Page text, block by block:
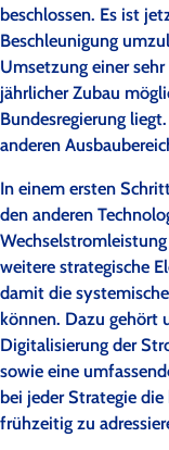
beschlossen. Es ist
Beschleunigung
Umsetzung einer
jährlicher Zubau
Bundesregierung
anderen
In einem ersten
den anderen
weitere strategische
damit die
können. Dazu gehört
Digitalisierung der
sowie eine
bei jeder Strategie
frühzeitig zu